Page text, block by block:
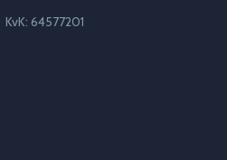
KvK: 64577201